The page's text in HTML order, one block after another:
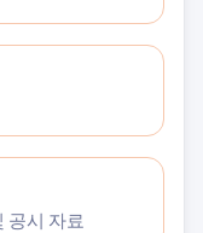
공시 자료